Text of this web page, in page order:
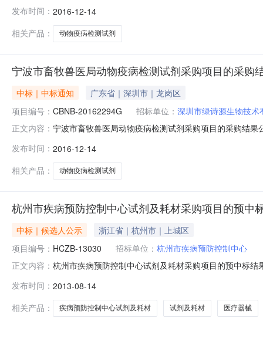
2016年11月21日四、定标日期：2016年12月14日五、
发布时间： 2016-12-14
相关产品：
动物疫病检测试剂
宁波市畜牧兽医局动物疫病检测试剂采购项目的采购
中标｜中标通知
广东省｜深圳市｜龙岗区
项目编号： CBNB-20162294G 招标单位： 深圳市绿诗源生物技术
正文内容： 宁波市畜牧兽医局动物疫病检测试剂采购项目的采购结
购公告发布日期：2016年11月21日四、定标日期：
（元）一抗体类由
发布时间： 2016-12-14
相关产品：
动物疫病检测试剂
杭州市疾病预防控制中心试剂及耗材采购项目的预中
中标｜候选人公示
浙江省｜杭州市｜上城区
项目编号： HCZB-13030 招标单位： 杭州市疾病预防控制中心
正文内容： 杭州市疾病预防控制中心试剂及耗材采购项目的预中标
杭州市疾病预防控制中心试剂及耗材采购项目三．采购
中标结果：根
发布时间： 2013-08-14
相关产品：
疾病预防控制中心试剂及耗材 试剂及耗材 医疗器械